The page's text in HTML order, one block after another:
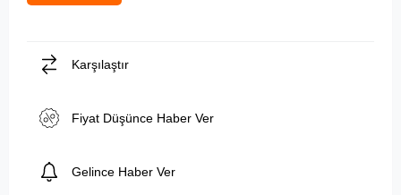
Karşılaştır
Fiyat Düşünce Haber Ver
Gelince Haber Ver